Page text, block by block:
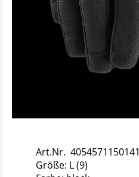
Art.Nr. 4054571150141
Größe: L (9)